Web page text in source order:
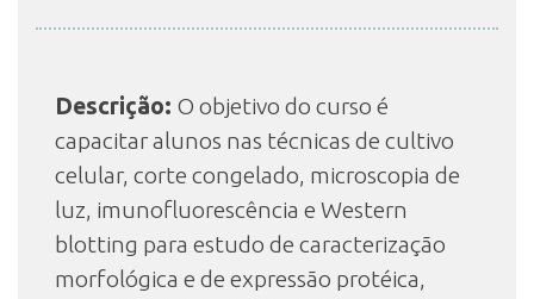
CONTATO
Descrição: O objetivo do curso é
capacitar alunos nas técnicas de cultivo
celular, corte congelado, microscopia de
luz, imunofluorescência e Western
blotting para estudo de caracterização
morfológica e de expressão protéica,